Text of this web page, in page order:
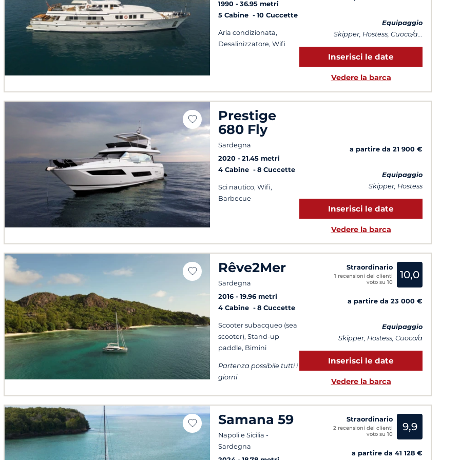
1990
36.95 metri
5 Cabine
10 Cuccette
Aria condizionata,
Desalinizzatore, Wifi
Equipaggio
Skipper, Hostess, Cuoco/a...
Inserisci le date
Vedere la barca
Prestige
680 Fly
Sardegna
2020
21.45 metri
4 Cabine
8 Cuccette
Sci nautico, Wifi,
Barbecue
a partire da 21 900 €
Equipaggio
Skipper, Hostess
Inserisci le date
Vedere la barca
Rêve2Mer
Sardegna
2016
19.96 metri
4 Cabine
8 Cuccette
Scooter subacqueo (sea
scooter), Stand-up
paddle, Bimini
Partenza possibile tutti i
giorni
Straordinario
1 recensioni dei clienti
voto su 10
10,0
a partire da 23 000 €
Equipaggio
Skipper, Hostess, Cuoco/a
Inserisci le date
Vedere la barca
Samana 59
Napoli e Sicilia -
Sardegna
Straordinario
2 recensioni dei clienti
voto su 10
9,9
a partire da 41 128 €